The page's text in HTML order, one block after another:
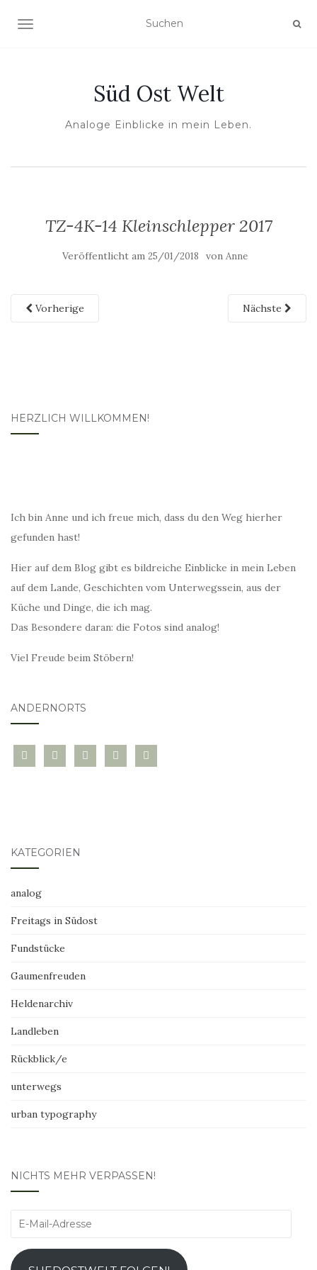
NAVIGATION UMSCHALTEN
Süd Ost Welt
Analoge Einblicke in mein Leben.
TZ-4K-14 Kleinschlepper 2017
Veröffentlicht am 25/01/2018 von Anne
Vorherige Nächste
HERZLICH WILLKOMMEN!
Ich bin Anne und ich freue mich, dass du den Weg hierher
gefunden hast!
Hier auf dem Blog gibt es bildreiche Einblicke in mein Leben
auf dem Lande, Geschichten vom Unterwegssein, aus der
Küche und Dinge, die ich mag.
Das Besondere daran: die Fotos sind analog!
Viel Freude beim Stöbern!
ANDERNORTS
bloglovininstagramtwitter pinterest
mail
KATEGORIEN
analog
Freitags in Südost
Fundstücke
Gaumenfreuden
Heldenarchiv
Landleben
Rückblick/e
unterwegs
urban typography
NICHTS MEHR VERPASSEN!
E-
Adresse